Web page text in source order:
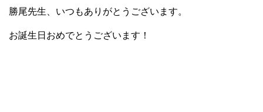
勝尾先生、いつもありがとうございます。
お誕生日おめでとうございます！